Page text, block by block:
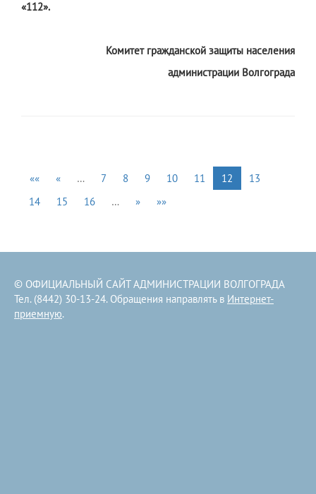
«112».
Комитет гражданской защиты населения
администрации Волгограда
«« « … 7 8 9 10 11 12
13
14
15 16 … » »»
© ОФИЦИАЛЬНЫЙ САЙТ АДМИНИСТРАЦИИ ВОЛГОГРАДА
Тел. (8442) 30-13-24. Обращения направлять в Интернет-
приемную.